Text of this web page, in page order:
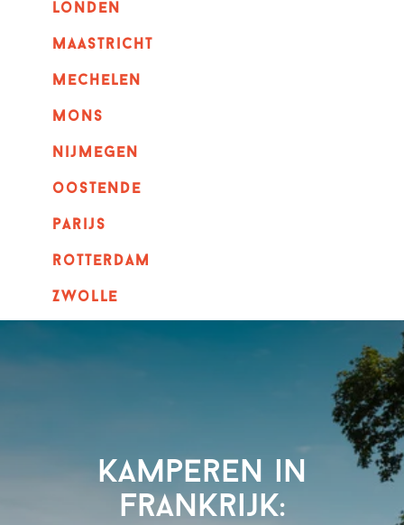
londen
maastricht
mechelen
mons
nijmegen
oostende
parijs
rotterdam
Zwolle
Kamperen in
Frankrijk: